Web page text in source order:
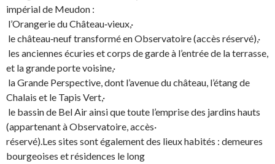
impérial de Meudon :
l’Orangerie du Château‐vieux,·
le château‐neuf transformé en Observatoire (accès réservé),·
les anciennes écuries et corps de garde à l’entrée de la terrasse,
et la grande porte voisine,·
la Grande Perspective, dont l’avenue du château, l’étang de
Chalais et le Tapis Vert,·
le bassin de Bel Air ainsi que toute l’emprise des jardins hauts
(appartenant à Observatoire, accès·
réservé).Les sites sont également des lieux habités : demeures
bourgeoises et résidences le long